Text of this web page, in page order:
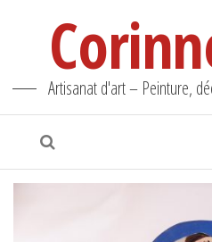
Artisanat d'art – Peinture,